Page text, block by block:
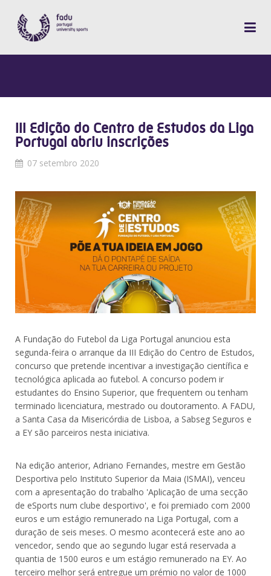
III Edição do Centro de Estudos da Liga
Portugal abriu inscrições
07 setembro 2020
A Fundação do Futebol da Liga Portugal anunciou esta
segunda-feira o arranque da III Edição do Centro de Estudos,
concurso que pretende incentivar a investigação científica e
tecnológica aplicada ao futebol. A concurso podem ir
estudantes do Ensino Superior, que frequentem ou tenham
terminado licenciatura, mestrado ou doutoramento. A FADU,
a Santa Casa da Misericórdia de Lisboa, a Sabseg Seguros e
a EY são parceiros nesta iniciativa.
Na edição anterior, Adriano Fernandes, mestre em Gestão
Desportiva pelo Instituto Superior da Maia (ISMAI), venceu
com a apresentação do trabalho 'Aplicação de uma secção
de eSports num clube desportivo', e foi premiado com 2000
euros e um estágio remunerado na Liga Portugal, com a
duração de seis meses. O mesmo acontecerá este ano ao
vencedor, sendo que ao segundo lugar está reservada a
quantia de 1500 euros e um estágio remunerado na EY. Ao
terceiro melhor será entregue um prémio no valor de 1000